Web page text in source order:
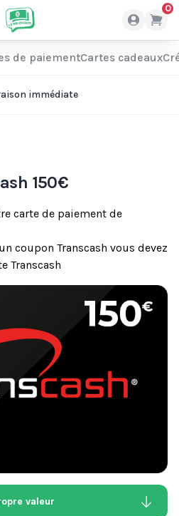
0
de paiementCartes cadeaux
immédiate
150€
carte de paiement de
coupon Transcash vous devez
Transcash
valeur